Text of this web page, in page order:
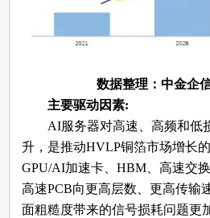
数据整理：中金企
主要驱动因素:
AI服务器对高速、高频和低
升，是推动HVLP铜箔市场增长
GPU/AI加速卡、HBM、高速交
高速PCB向更高层数、更高传输
面粗糙度带来的信号损耗问题更